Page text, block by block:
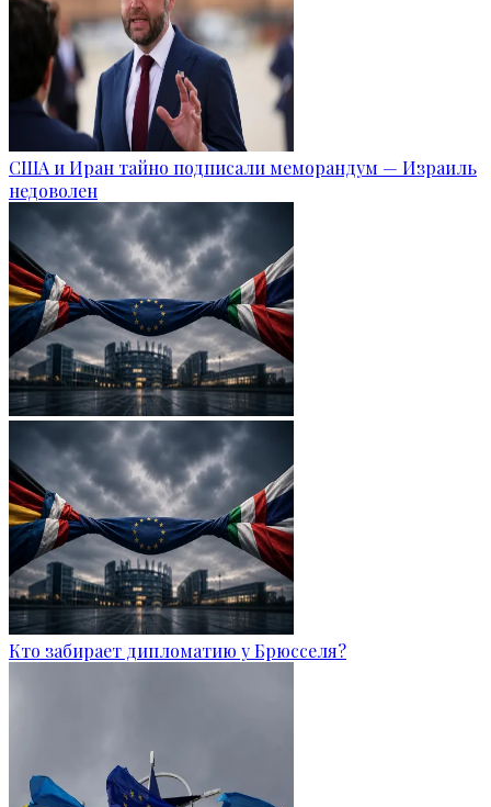
США и Иран тайно подписали меморандум — Израиль
недоволен
Кто забирает дипломатию у Брюсселя?